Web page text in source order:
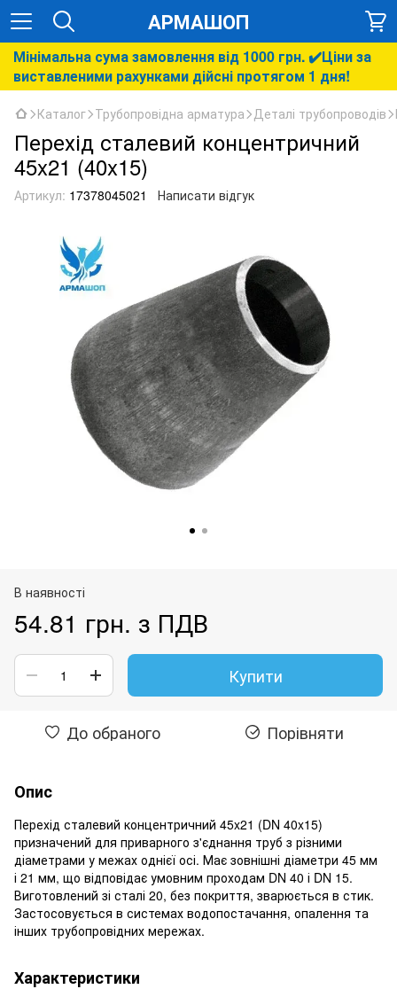
АРМАШОП
Мінімальна сума замовлення від 1000 грн. ✔️Ціни за
виставленими рахунками дійсні протягом 1 дня!
Каталог Трубопровідна арматура Деталі трубопроводів
Перехід сталевий концентричний
45x21 (40x15)
Артикул: 17378045021 Написати відгук
В наявності
54.81 грн. з ПДВ
Купити
До обраного Порівняти
Опис
Перехід сталевий концентричний 45x21 (DN 40x15)
призначений для приварного з'єднання труб з різними
діаметрами у межах однієї осі. Має зовнішні діаметри 45 мм
і 21 мм, що відповідає умовним проходам DN 40 і DN 15.
Виготовлений зі сталі 20, без покриття, зварюється в стик.
Застосовується в системах водопостачання, опалення та
інших трубопровідних мережах.
Характеристики